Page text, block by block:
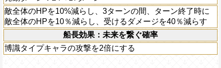
敵全体のHPを10%減らし、3ターンの間、ターン終了時に
敵全体のHPを10％減らし、受けるダメージを40％減らす
船長効果：未来を繋ぐ確率
博識タイプキャラの攻撃を2倍にする